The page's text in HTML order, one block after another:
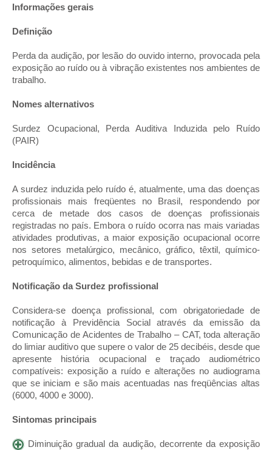
Informações gerais
Definição
Perda da audição, por lesão do ouvido interno, provocada pela
exposição ao ruído ou à vibração existentes nos ambientes de
trabalho.
Nomes alternativos
Surdez Ocupacional, Perda Auditiva Induzida pelo Ruído
(PAIR)
Incidência
A surdez induzida pelo ruído é, atualmente, uma das doenças
profissionais mais freqüentes no Brasil, respondendo por
cerca de metade dos casos de doenças profissionais
registradas no país. Embora o ruído ocorra nas mais variadas
atividades produtivas, a maior exposição ocupacional ocorre
nos setores metalúrgico, mecânico, gráfico, têxtil, químico-
petroquímico, alimentos, bebidas e de transportes.
Notificação da Surdez profissional
Considera-se doença profissional, com obrigatoriedade de
notificação à Previdência Social através da emissão da
Comunicação de Acidentes de Trabalho – CAT, toda alteração
do limiar auditivo que supere o valor de 25 decibéis, desde que
apresente história ocupacional e traçado audiométrico
compatíveis: exposição a ruído e alterações no audiograma
que se iniciam e são mais acentuadas nas freqüências altas
(6000, 4000 e 3000).
Sintomas principais
Diminuição gradual da audição, decorrente da exposição